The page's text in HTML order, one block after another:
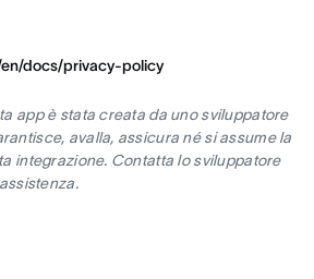
docs/privacy-policy
app è stata creata da uno sviluppatore
avalla, assicura né si assume la
integrazione. Contatta lo sviluppatore